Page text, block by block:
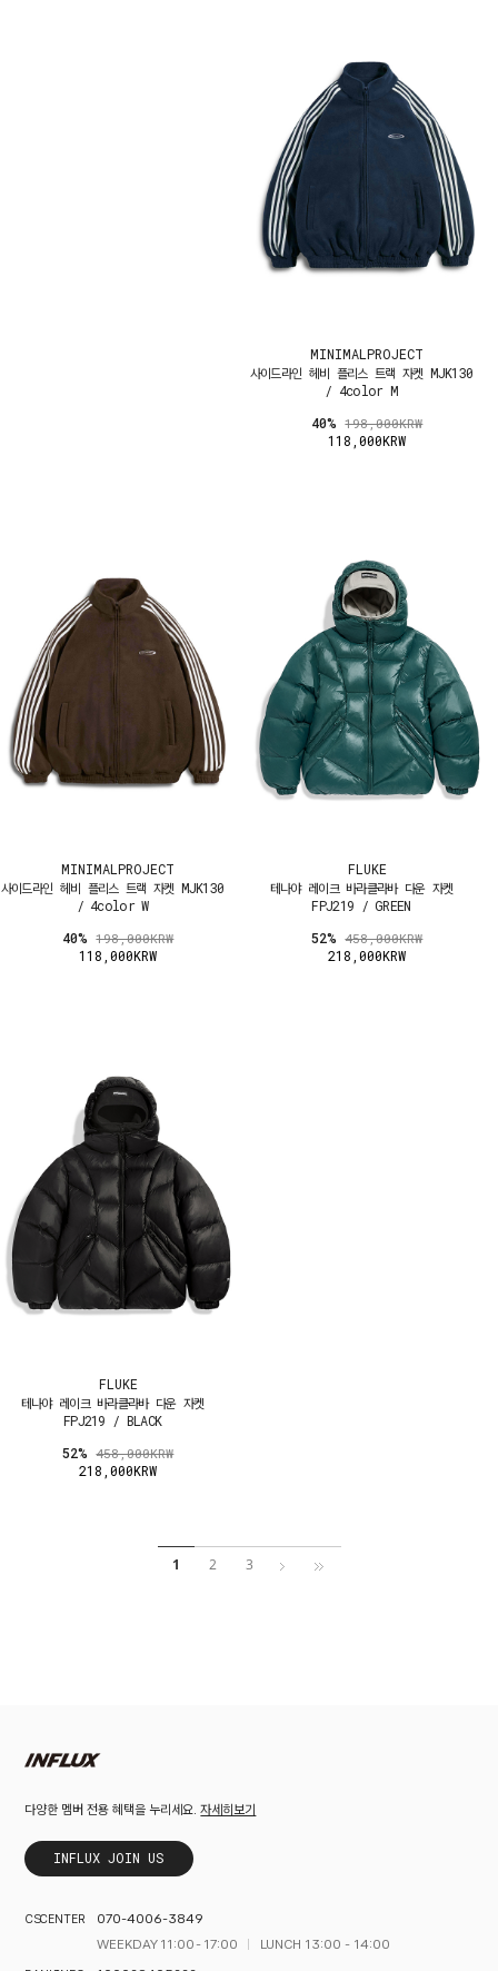
MINIMALPROJECT
사이드라인 헤비 플리스 트랙 자켓 MJK130
/ 4color M
40%198,000KRW
118,000KRW
MINIMALPROJECT
사이드라인 헤비 플리스 트랙 자켓 MJK130
/ 4color W
40%198,000KRW
118,000KRW
FLUKE
테나야 레이크 바라클라바 다운 자켓
FPJ219 / GREEN
52%458,000KRW
218,000KRW
FLUKE
테나야 레이크 바라클라바 다운 자켓
FPJ219 / BLACK
52%458,000KRW
218,000KRW
1 2 3
다양한 멤버 전용 혜택을 누리세요.자세히보기
INFLUX JOIN US
CS CENTER
070-4006-3849
WEEKDAY 11:00 - 17:00
LUNCH 13:00 - 14:00